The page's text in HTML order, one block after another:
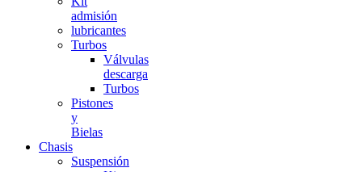
admisión
lubricantes
Turbos
Válvulas
descarga
Turbos
Pistones
y
Bielas
Chasis
Suspensión